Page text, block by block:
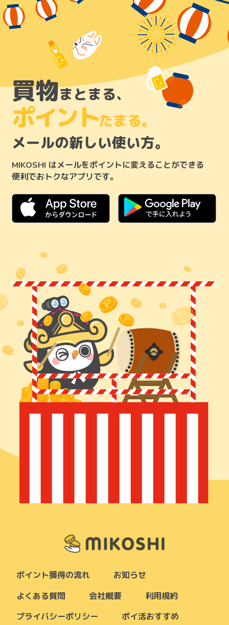
買物まとまる、
ポイントたまる。
メールの新しい使い方。
MIKOSHI はメールをポイントに変えることができる
便利でおトクなアプリです。
ポイント獲得の流れ
お知らせ
よくある質問
会社概要
利用規約
プライバシーポリシー
ポイ活おすすめ